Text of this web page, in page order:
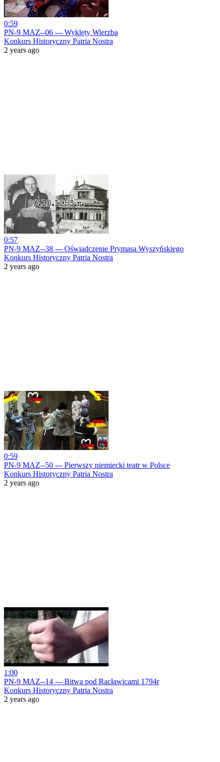
0:59
PN-9 MAZ--06 --- Wyklęty Wierzba
Konkurs Historyczny Patria Nostra
2 years ago
0:57
PN-9 MAZ--38 --- Oświadczenie Prymasa Wyszyńskiego
Konkurs Historyczny Patria Nostra
2 years ago
0:59
PN-9 MAZ--50 --- Pierwszy niemiecki teatr w Polsce
Konkurs Historyczny Patria Nostra
2 years ago
1:00
PN-9 MAZ--14 --- Bitwa pod Racławicami 1794r
Konkurs Historyczny Patria Nostra
2 years ago